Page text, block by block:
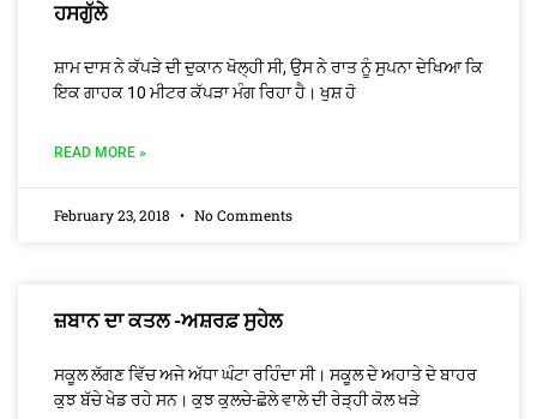
ਹਸਗੁੱਲੇ
ਸ਼ਾਮ ਦਾਸ ਨੇ ਕੱਪੜੇ ਦੀ ਦੁਕਾਨ ਖੋਲ੍ਹੀ ਸੀ, ਉਸ ਨੇ ਰਾਤ ਨੂੰ ਸੁਪਨਾ ਦੇਖਿਆ ਕਿ
ਇਕ ਗਾਹਕ 10 ਮੀਟਰ ਕੱਪੜਾ ਮੰਗ ਰਿਹਾ ਹੈ। ਖੁਸ਼ ਹੋ
READ MORE »
February 23, 2018 No Comments
ਜ਼ਬਾਨ ਦਾ ਕਤਲ -ਅਸ਼ਰਫ਼ ਸੁਹੇਲ
ਸਕੂਲ ਲੱਗਣ ਵਿੱਚ ਅਜੇ ਅੱਧਾ ਘੰਟਾ ਰਹਿੰਦਾ ਸੀ। ਸਕੂਲ ਦੇ ਅਹਾਤੇ ਦੇ ਬਾਹਰ
ਕੁਝ ਬੱਚੇ ਖੇਡ ਰਹੇ ਸਨ। ਕੁਝ ਕੁਲਚੇ-ਛੋਲੇ ਵਾਲੇ ਦੀ ਰੇੜ੍ਹੀ ਕੋਲ ਖੜੇ